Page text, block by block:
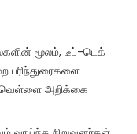
மூலம், டீப்-டெக்
பரிந்துரைகளை
வெள்ளை அறிக்கை